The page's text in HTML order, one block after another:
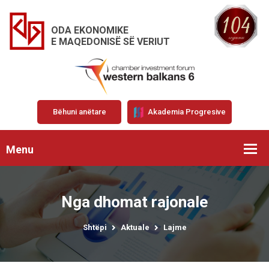
ODA EKONOMIKE
E MAQEDONISË SË VERIUT
Bëhuni anëtare Akademia Progresive
Menu
Nga dhomat rajonale
Shtëpi Aktuale Lajme